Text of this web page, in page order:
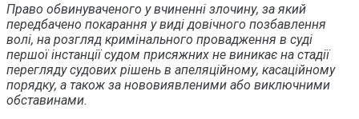
Право обвинуваченого у вчиненні злочину, за який
передбачено покарання у виді довічного позбавлення
волі, на розгляд кримінального провадження в суді
першої інстанції судом присяжних не виникає на стадії
перегляду судових рішень в апеляційному, касаційному
порядку, а також за нововиявленими або виключними
обставинами.